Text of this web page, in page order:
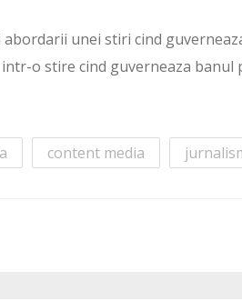
unei stiri cind
o stire cind guverneaza banul
content media